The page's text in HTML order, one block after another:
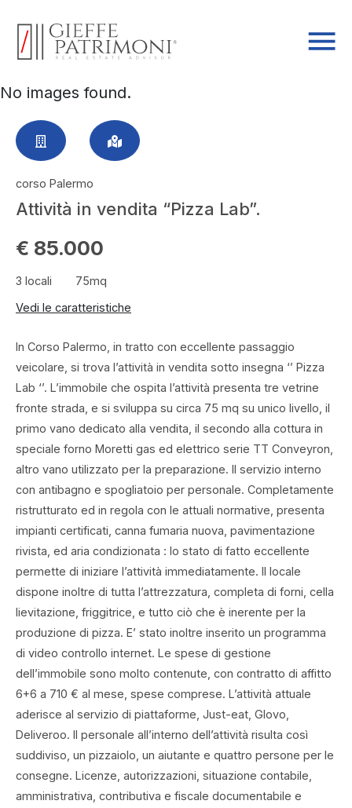
No images found.
corso Palermo
Attività in vendita “Pizza Lab”.
€ 85.000
3 locali
75mq
Vedi le caratteristiche
In Corso Palermo, in tratto con eccellente passaggio
veicolare, si trova l’attività in vendita sotto insegna ‘’ Pizza
Lab ‘’. L’immobile che ospita l’attività presenta tre vetrine
fronte strada, e si sviluppa su circa 75 mq su unico livello, il
primo vano dedicato alla vendita, il secondo alla cottura in
speciale forno Moretti gas ed elettrico serie TT Conveyron,
altro vano utilizzato per la preparazione. Il servizio interno
con antibagno e spogliatoio per personale. Completamente
ristrutturato ed in regola con le attuali normative, presenta
impianti certificati, canna fumaria nuova, pavimentazione
rivista, ed aria condizionata : lo stato di fatto eccellente
permette di iniziare l’attività immediatamente. Il locale
dispone inoltre di tutta l’attrezzatura, completa di forni, cella
lievitazione, friggitrice, e tutto ciò che è inerente per la
produzione di pizza. E’ stato inoltre inserito un programma
di video controllo internet. Le spese di gestione
dell’immobile sono molto contenute, con contratto di affitto
6+6 a 710 € al mese, spese comprese. L’attività attuale
aderisce al servizio di piattaforme, Just-eat, Glovo,
Deliveroo. Il personale all’interno dell’attività risulta così
suddiviso, un pizzaiolo, un aiutante e quattro persone per le
consegne. Licenze, autorizzazioni, situazione contabile,
amministrativa, contributiva e fiscale documentabile e